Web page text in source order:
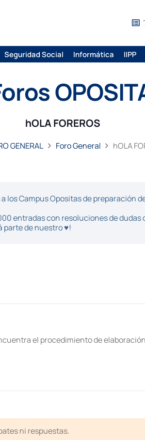
Seguridad Social Informática IIPP
hOLA FOREROS
GENERAL Foro General hOLA
los Campus Opositas de preparación
entradas con resoluciones de
parte de nuestro ♥!
el procedimiento de
ni respuestas.